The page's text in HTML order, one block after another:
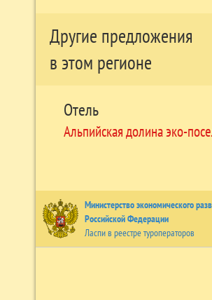
Другие предложения
в этом регионе
Отель
Альпийская долина эко-
Министерство экономического
Российской Федерации
Ласпи в реестре туроператоров